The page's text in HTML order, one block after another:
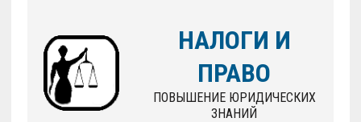
НАЛОГИ И
ПРАВО
ПОВЫШЕНИЕ ЮРИДИЧЕСКИХ
ЗНАНИЙ